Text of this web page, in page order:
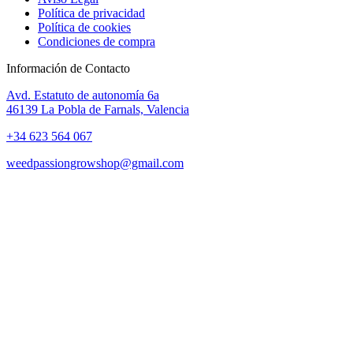
Política de privacidad
Política de cookies
Condiciones de compra
Información de Contacto
Avd. Estatuto de autonomía 6a
46139 La Pobla de Farnals, Valencia
+34 623 564 067
weedpassiongrowshop@gmail.com